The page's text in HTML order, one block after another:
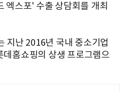
엑스포' 수출 상담회를 개최
지난 2016년 국내 중소기업
데홈쇼핑의 상생 프로그램으